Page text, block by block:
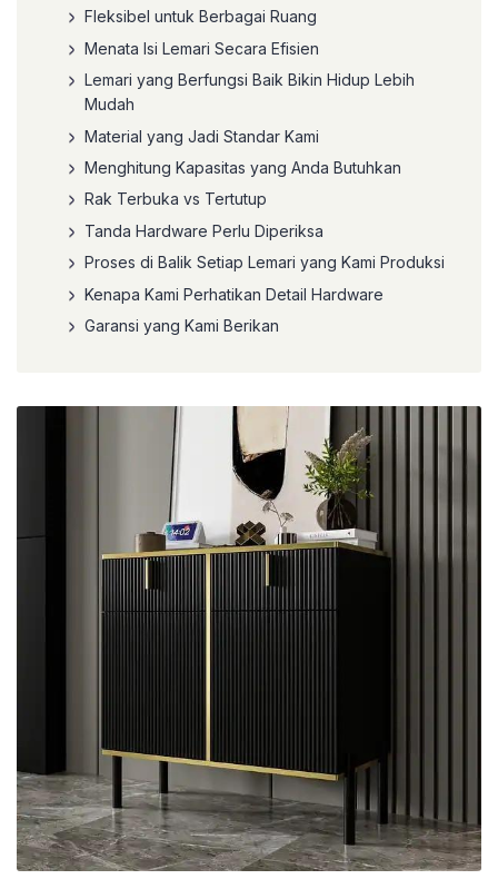
Fleksibel untuk Berbagai Ruang
Menata Isi Lemari Secara Efisien
Lemari yang Berfungsi Baik Bikin Hidup Lebih
Mudah
Material yang Jadi Standar Kami
Menghitung Kapasitas yang Anda Butuhkan
Rak Terbuka vs Tertutup
Tanda Hardware Perlu Diperiksa
Proses di Balik Setiap Lemari yang Kami Produksi
Kenapa Kami Perhatikan Detail Hardware
Garansi yang Kami Berikan